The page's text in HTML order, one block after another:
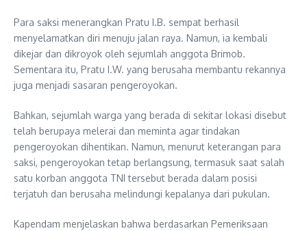
Para saksi menerangkan Pratu I.B. sempat berhasil
menyelamatkan diri menuju jalan raya. Namun, ia kembali
dikejar dan dikroyok oleh sejumlah anggota Brimob.
Sementara itu, Pratu I.W. yang berusaha membantu rekannya
juga menjadi sasaran pengeroyokan.
Bahkan, sejumlah warga yang berada di sekitar lokasi disebut
telah berupaya melerai dan meminta agar tindakan
pengeroyokan dihentikan. Namun, menurut keterangan para
saksi, pengeroyokan tetap berlangsung, termasuk saat salah
satu korban anggota TNI tersebut berada dalam posisi
terjatuh dan berusaha melindungi kepalanya dari pukulan.
Kapendam menjelaskan bahwa berdasarkan Pemeriksaan